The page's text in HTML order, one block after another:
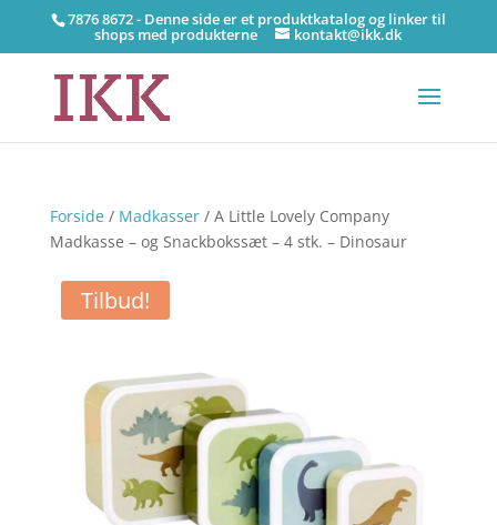
7876 8672 - Denne side er et produktkatalog og linker til
shops med produkterne kontakt@ikk.dk
Forside/ Madkasser/ A Little Lovely Company
Madkasse – og Snackbokssæt – 4 stk. – Dinosaur
Tilbud!